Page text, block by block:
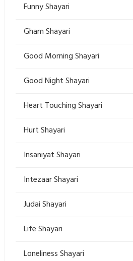
Funny Shayari
Gham Shayari
Good Morning Shayari
Good Night Shayari
Heart Touching Shayari
Hurt Shayari
Insaniyat Shayari
Intezaar Shayari
Judai Shayari
Life Shayari
Loneliness Shayari